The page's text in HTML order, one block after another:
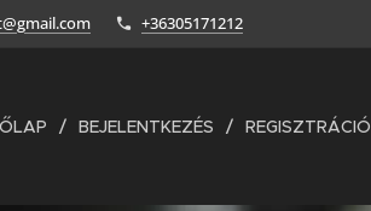
+36305171212
BEJELENTKEZÉS REGISZTRÁCIÓ